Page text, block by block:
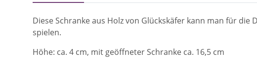
Diese Schranke aus Holz von Glückskäfer kann man für
spielen.
Höhe: ca. 4 cm, mit geöffneter Schranke ca. 16,5 cm